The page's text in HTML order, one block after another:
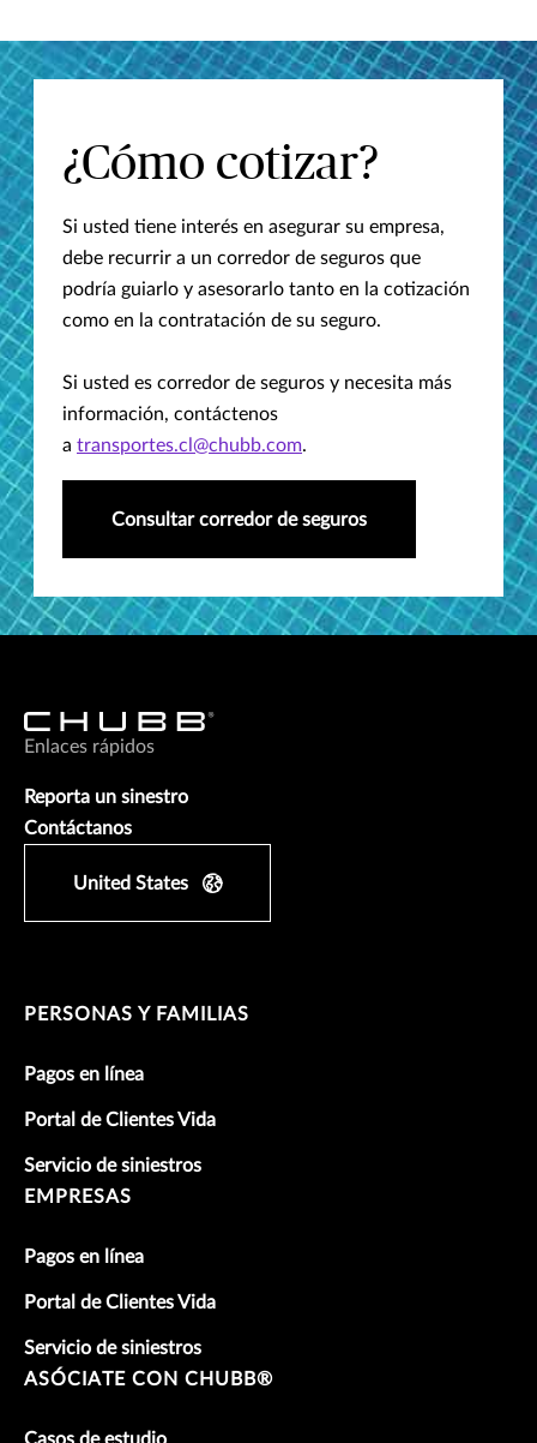
¿Cómo cotizar?
Si usted tiene interés en asegurar su empresa,
debe recurrir a un corredor de seguros que
podría guiarlo y asesorarlo tanto en la cotización
como en la contratación de su seguro.
Si usted es corredor de seguros y necesita más
información, contáctenos
a transportes.cl@chubb.com.
Consultar corredor de seguros
Enlaces rápidos
Reporta un sinestro
Contáctanos
United States
PERSONAS Y FAMILIAS
Pagos en línea
Portal de Clientes Vida
Servicio de siniestros
EMPRESAS
Pagos en línea
Portal de Clientes Vida
Servicio de siniestros
ASÓCIATE CON CHUBB®